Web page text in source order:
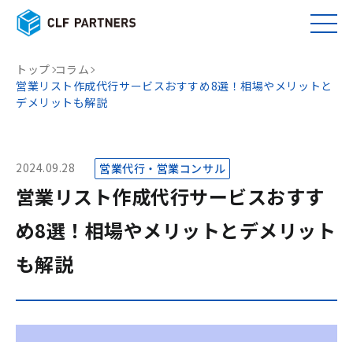
トップ コラム
営業リスト作成代行サービスおすすめ8選！相場やメリットと
デメリットも解説
2024.09.28 営業代行・営業コンサル
営業リスト作成代行サービスおすす
め8選！相場やメリットとデメリット
も解説